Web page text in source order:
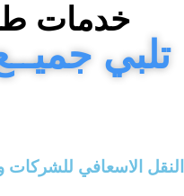
خدمات
تلبي
النقل الاسعافي للشركات